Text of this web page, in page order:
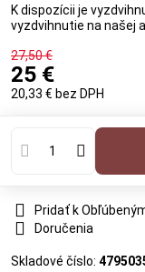
vyzdvihnutie na našej
27,50 €
25 €
20,33 € bez DPH
Pridať k
Doručenia
Skladové číslo: